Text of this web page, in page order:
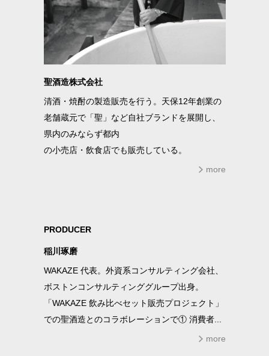
聖酒造株式会社
清酒・焼酎の製造販売を行う。天保12年創業の
老舗蔵元で「聖」など自社ブランドを展開し、
県内のみならず都内
の小売店・飲食店でも販売している。
more
PRODUCER
稲川琢磨
WAKAZE 代表。外資系コンサルティング会社、
ボストンコンサルティンググループ出身。
「WAKAZE 飲み比べセット販売プロジェクト」
での聖酒造とのコラボレーションで① 消費者...
more